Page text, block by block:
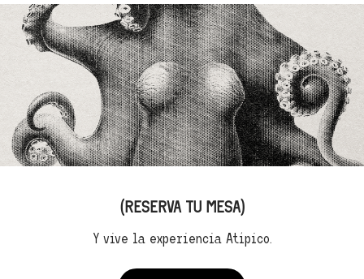
(RESERVA TU MESA)
Y vive la experiencia Atípico.